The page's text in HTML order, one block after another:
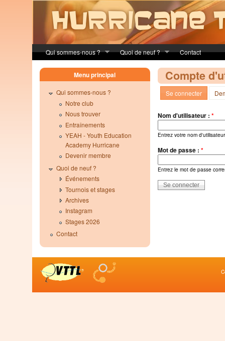
Qui sommes-nous ? Quoi de neuf ? Contact
Compte
Se connecter
Nom d'utilisateur : *
Entrez votre nom
Mot de passe : *
Entrez le mot de passe
Menu principal
Qui sommes-nous ?
Notre club
Nous trouver
Entraînements
YEAH - Youth Education
Academy Hurricane
Devenir membre
Quoi de neuf ?
Événements
Tournois et stages
Archives
Instagram
Stages 2026
Contact